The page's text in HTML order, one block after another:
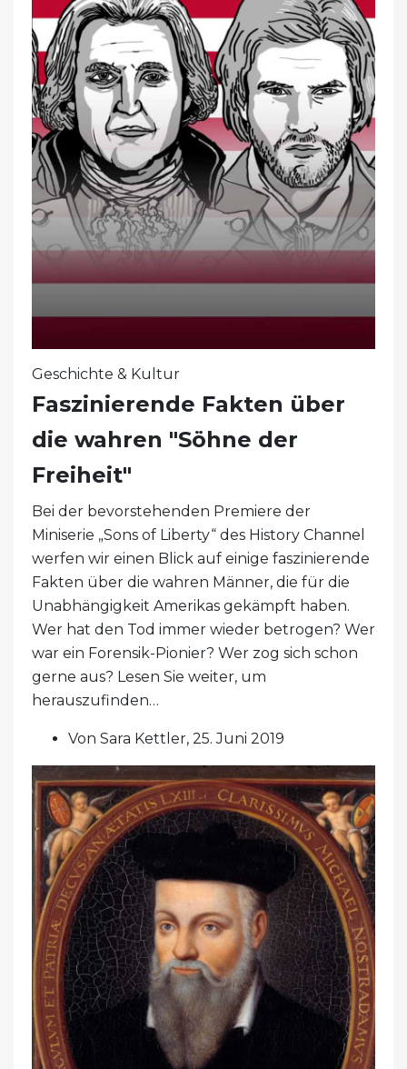
Geschichte & Kultur
Faszinierende Fakten über
die wahren "Söhne der
Freiheit"
Bei der bevorstehenden Premiere der
Miniserie „Sons of Liberty“ des History Channel
werfen wir einen Blick auf einige faszinierende
Fakten über die wahren Männer, die für die
Unabhängigkeit Amerikas gekämpft haben.
Wer hat den Tod immer wieder betrogen? Wer
war ein Forensik-Pionier? Wer zog sich schon
gerne aus? Lesen Sie weiter, um
herauszufinden…
Von Sara Kettler, 25. Juni 2019